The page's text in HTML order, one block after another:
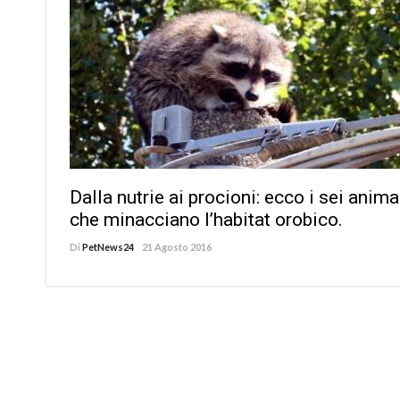
Dalla nutrie ai procioni: ecco i sei
che minacciano l’habitat orobico.
Di PetNews24 21 Agosto 2016